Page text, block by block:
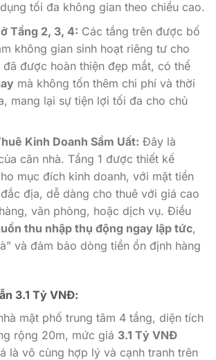
tối đa không gian theo chiều cao.
Tầng 2, 3, 4: Các tầng trên được bố
không gian sinh hoạt riêng tư cho
đã được hoàn thiện đẹp mắt, có thể
mà không tốn thêm chi phí và thời
mang lại sự tiện lợi tối đa cho chủ
Kinh Doanh Sầm Uất: Đây là
căn nhà. Tầng 1 được thiết kế
mục đích kinh doanh, với mặt tiền
địa, dễ dàng cho thuê với giá cao
văn phòng, hoặc dịch vụ. Điều
thu nhập thụ động ngay lập tức,
và đảm bảo dòng tiền ổn định hàng
3.1 Tỷ VNĐ:
mặt phố trung tâm 4 tầng, diện tích
rộng 20m, mức giá 3.1 Tỷ VNĐ
là vô cùng hợp lý và cạnh tranh trên